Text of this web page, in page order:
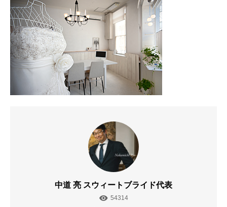
中道 亮 スウィートブライド代表
54314